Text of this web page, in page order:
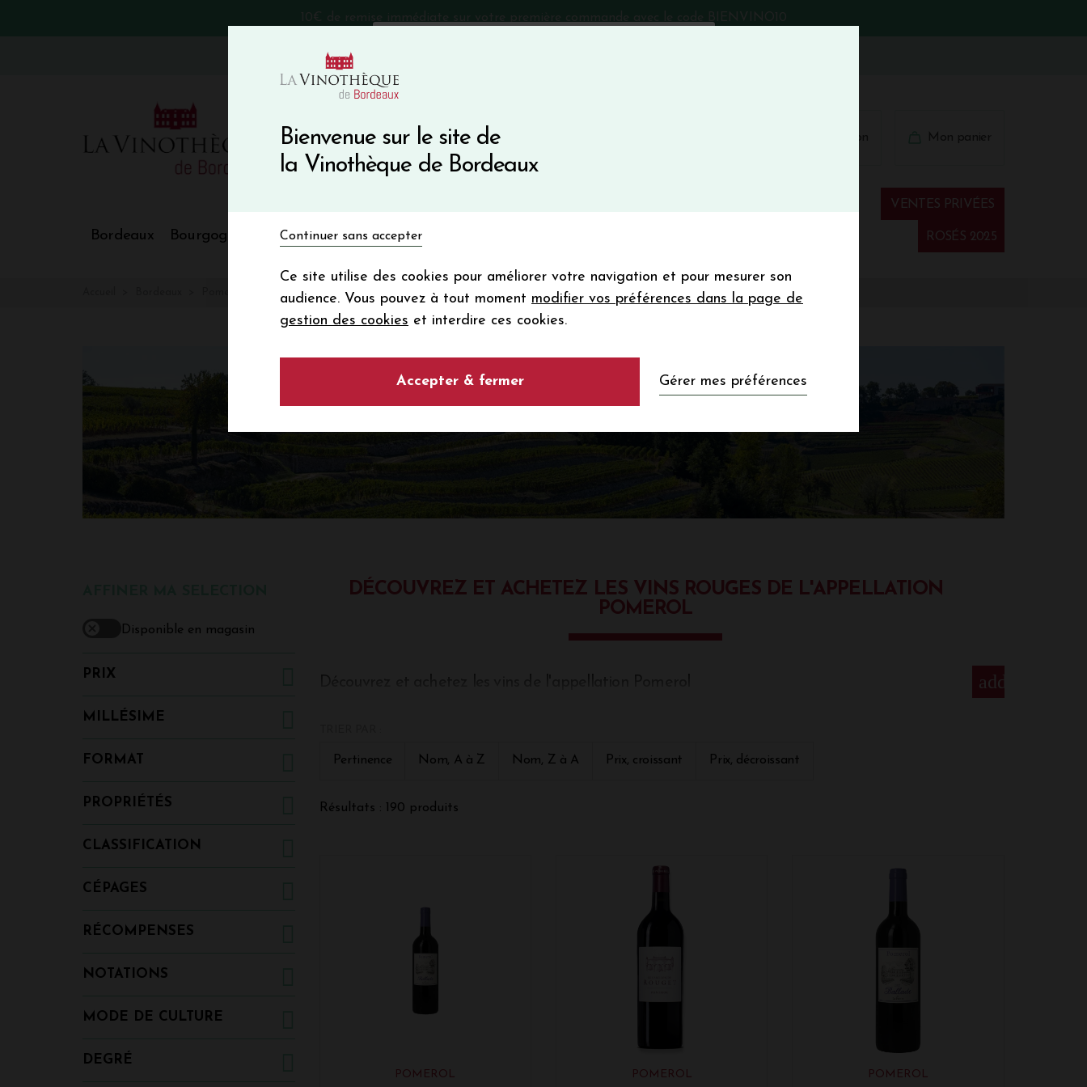
Bienvenue sur le site de
la Vinothèque de Bordeaux
Continuer sans accepter
Ce site utilise des cookies pour améliorer votre navigation et pour mesurer son
audience. Vous pouvez à tout moment modifier vos préférences dans la page de
gestion des cookies et interdire ces cookies.
Accepter & fermer Gérer mes préférences
VinoBlog
Bordeaux Bourgogne Nos Régions Vins du monde ROSÉS 2025
VENTES PRIVÉES
Disponible en magasin
PRIX
MILLÉSIME
FORMAT
PROPRIÉTÉS
CLASSIFICATION
CÉPAGES
RÉCOMPENSES
NOTATIONS
MODE DE CULTURE
DEGRÉ
DÉCOUVREZ ET ACHETEZ LES VINS ROUGES DE L'APPELLATION
POMEROL
la sous-région du Libournais sur la
rive droite de la Dordogne. Le Pomerol est un vin de terroir, c'est-à-dire que
son goût et son caractère sont déterminés par le sol et le climat de type océanique dans lesquels les vignes
à partir de raisins issus de vignes plantées dans des sols argileux avec un plateau composé de graves
argileuses et sablonneuses. Il fait suffisamment chaud pour permettre la culture des vignes sur terrain plat. Le
sont promus par la confrérie des Hospitaliers de Pomerol qui possède ce nom en référence à l'un des hospices
Quel est le cépage principal des vins de Pomerol ?
Le Pomerol est généralement composé des cépages suivants : Merlot, Cabernet Franc et Cabernet Sauvignon.
D'autres cépages comme le Malbec ou le Petit Verdot peuvent également y être associés. Toutefois, c'est le
cépages typiques du vignoble bordelais.
Appellation - AOC Pomerol
commune de Pomerol, à l'est du département de la Gironde et s'étend sur 1890 hectares. "Seuls ont droit à
add
Pertinence Nom, A à Z Nom, Z à A Prix, croissant Prix, décroissant
Résultats : 190 produits
POMEROL POMEROL POMEROL
En m’abonnant, j’accepte de recevoir la newsletter de la
Vinothèque de Bordeaux.